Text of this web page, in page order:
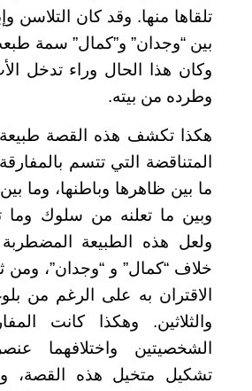
تلقاها منها. وقد كان التلاسن
بين “وجدان” و”كمال” سمة
وكان هذا الحال وراء تدخل
وطرده من بيته.
هكذا تكشف هذه القصة
المتناقضة التي تتسم
ما بين ظاهرها وباطنها، وما بين
وبين ما تعلنه من سلوك وما
ولعل هذه الطبيعة
خلاف “كمال” و “وجدان”،
الاقتران به على الرغم من
والثلاثين. وهكذا كانت
الشخصيتين واختلافهما
تشكيل متخيل هذه